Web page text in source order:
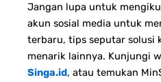
Jangan lupa untuk
akun sosial media untuk
terbaru, tips seputar solusi
menarik lainnya. Kunjungi
Singa.id, atau temukan